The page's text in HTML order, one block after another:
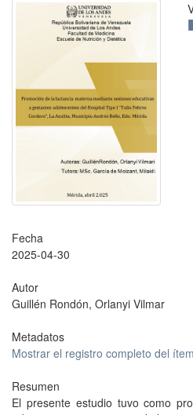
Fecha
2025-04-30
Autor
Guillén Rondón, Orlanyi Vilmar
Metadatos
Mostrar el registro completo del ítem
Resumen
El presente estudio tuvo como